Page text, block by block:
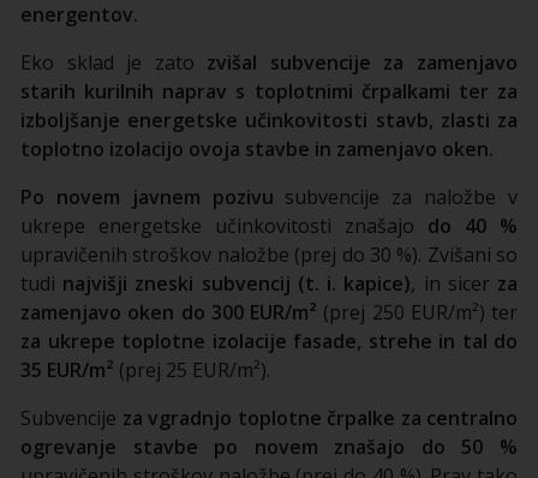
energentov.
Eko sklad je zato zvišal subvencije za zamenjavo
starih kurilnih naprav s toplotnimi črpalkami ter za
izboljšanje energetske učinkovitosti stavb, zlasti za
toplotno izolacijo ovoja stavbe in zamenjavo oken.
Po novem javnem pozivu subvencije za naložbe v
ukrepe energetske učinkovitosti znašajo do 40 %
upravičenih stroškov naložbe (prej do 30 %). Zvišani so
tudi najvišji zneski subvencij (t. i. kapice), in sicer za
zamenjavo oken do 300 EUR/m² (prej 250 EUR/m²) ter
za ukrepe toplotne izolacije fasade, strehe in tal do
35 EUR/m² (prej 25 EUR/m²).
Subvencije za vgradnjo toplotne črpalke za centralno
ogrevanje stavbe po novem znašajo do 50 %